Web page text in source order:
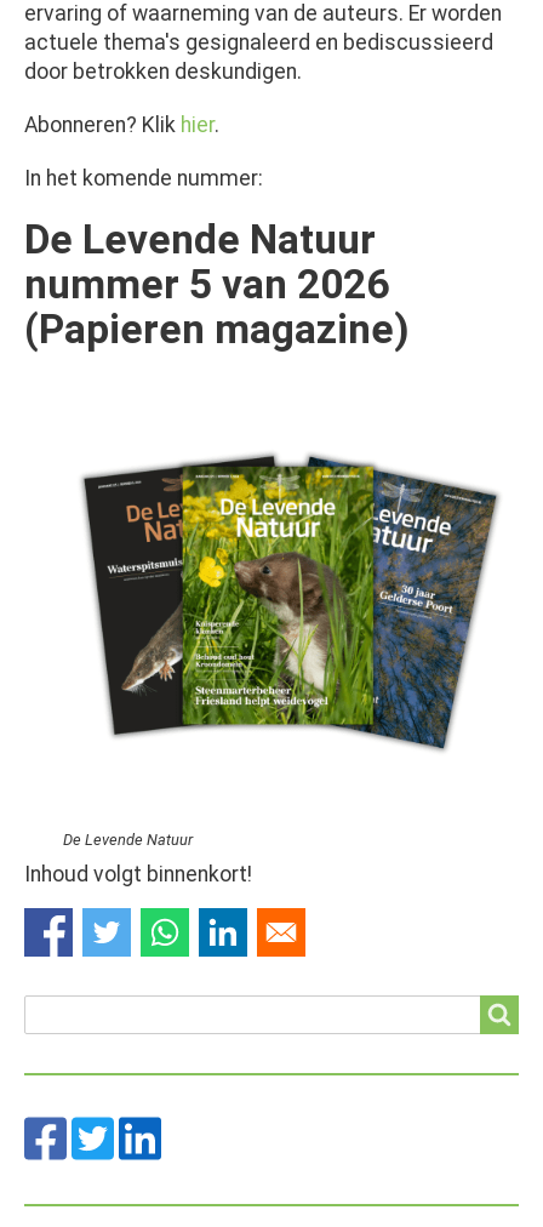
ervaring of waarneming van de auteurs. Er worden
actuele thema's gesignaleerd en bediscussieerd
door betrokken deskundigen.
Abonneren? Klik hier.
In het komende nummer:
De Levende Natuur
nummer 5 van 2026
(Papieren magazine)
De Levende Natuur
Inhoud volgt binnenkort!